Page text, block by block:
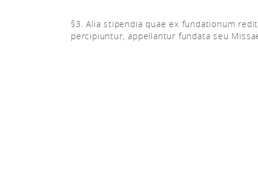
§3. Alia stipendia quae ex fundationum
percipiuntur, appellantur fundata seu